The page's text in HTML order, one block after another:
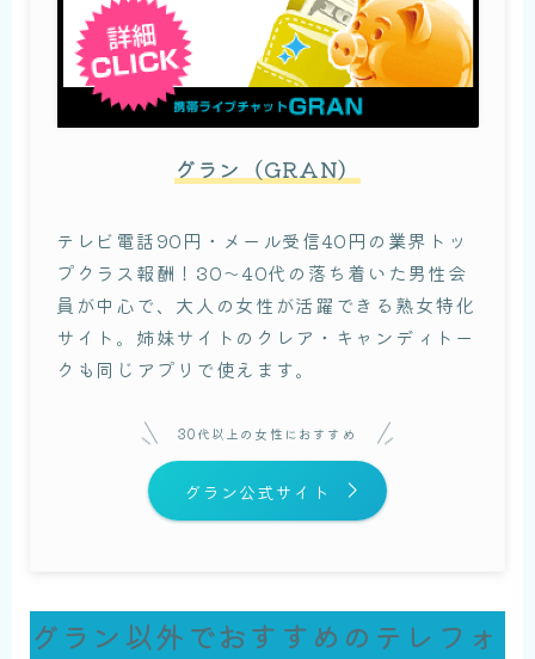
グラン（GRAN）
テレビ電話90円・メール受信40円の業界トッ
プクラス報酬！30〜40代の落ち着いた男性会
員が中心で、大人の女性が活躍できる熟女特化
サイト。姉妹サイトのクレア・キャンディトー
クも同じアプリで使えます。
30代以上の女性におすすめ
グラン公式サイト
グラン以外でおすすめのテレフォ